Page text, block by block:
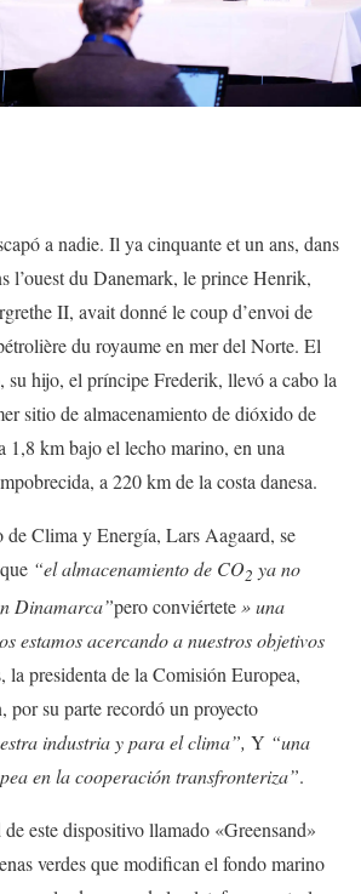
a nadie. Il ya cinquante et un ans, dans
l’ouest du Danemark, le prince Henrik,
II, avait donné le coup d’envoi de
du royaume en mer del Norte. El
su hijo, el príncipe Frederik, llevó a cabo la
sitio de almacenamiento de dióxido de
1,8 km bajo el lecho marino, en una
a 220 km de la costa danesa.
Clima y Energía, Lars Aagaard, se
“el almacenamiento de CO2 ya no
Dinamarca”pero conviértete» una
estamos acercando a nuestros objetivos
la presidenta de la Comisión Europea,
por su parte recordó un proyecto
industria y para el clima”, Y “una
en la cooperación transfronteriza”.
este dispositivo llamado «Greensand»
verdes que modifican el fondo marino